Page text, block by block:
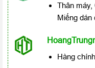
Thân máy,
Miếng
Hàng